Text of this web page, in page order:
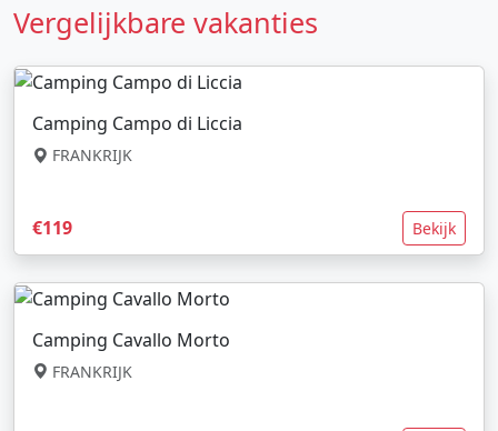
Vergelijkbare vakanties
Camping Campo di Liccia
FRANKRIJK
€119 Bekijk
Camping Cavallo Morto
FRANKRIJK